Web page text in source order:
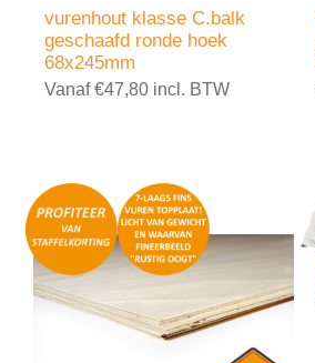
vurenhout klasse C.balk
geschaafd ronde hoek
68x245mm
Vanaf €47,80 incl. BTW